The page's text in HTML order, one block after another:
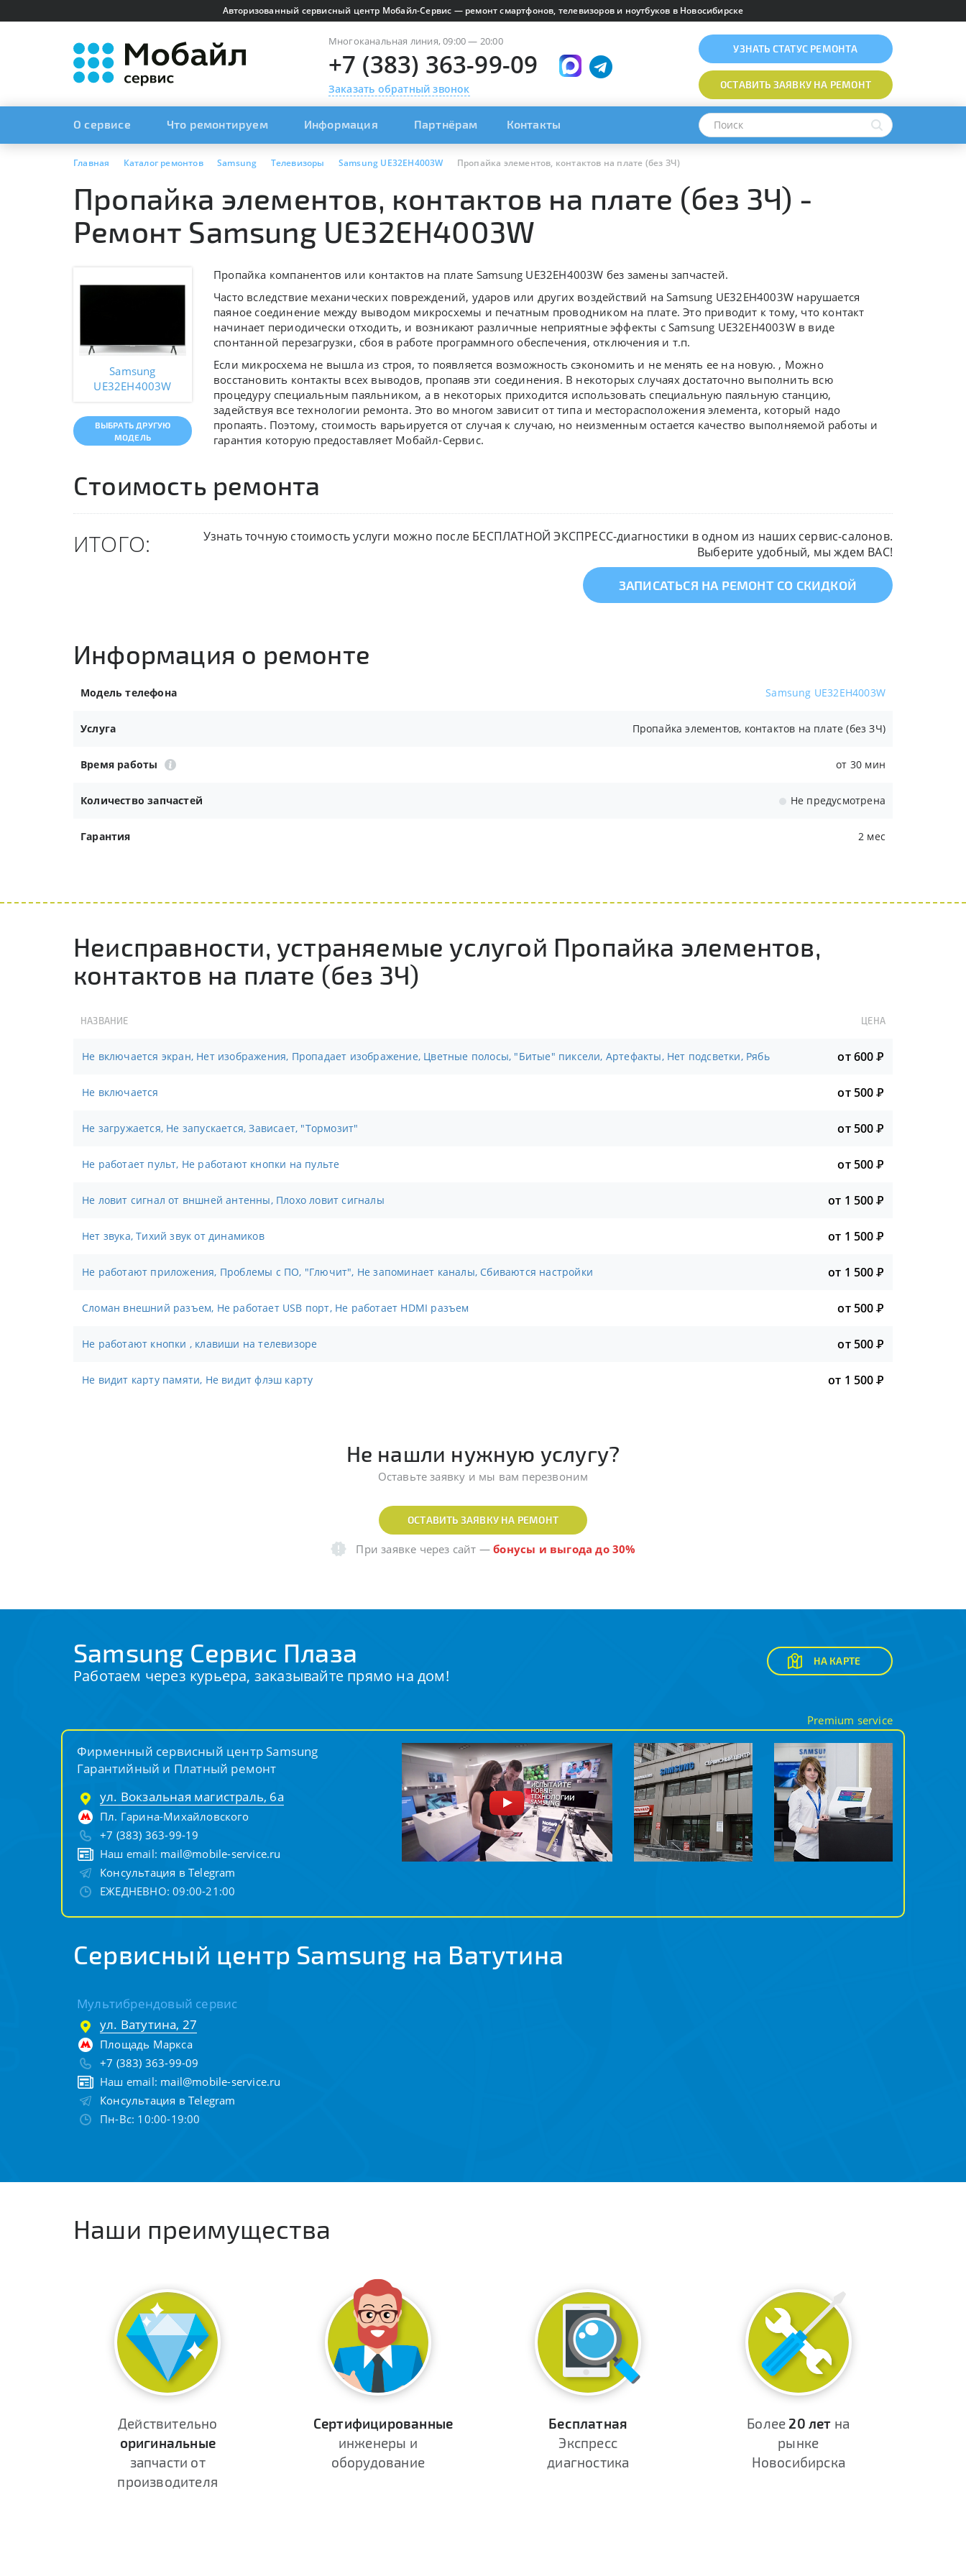
Авторизованный сервисный центр Мобайл-Сервис — ремонт смартфонов, телевизоров и ноутбуков в Новосибирске
Многоканальная линия, 09:00 — 20:00
+7 (383) 363-99-09
Заказать обратный звонок
УЗНАТЬ СТАТУС РЕМОНТА
ОСТАВИТЬ ЗАЯВКУНА РЕМОНТ
О сервисе Что ремонтируем Информация Партнёрам Контакты
Главная Каталог ремонтов Samsung Телевизоры Samsung UE32EH4003W Пропайка элементов, контактов на плате (без ЗЧ)
Пропайка элементов, контактов на плате (без ЗЧ) -
Ремонт Samsung UE32EH4003W
Samsung
UE32EH4003W
ВЫБРАТЬ ДРУГУЮ
МОДЕЛЬ
Пропайка компанентов или контактов на плате Samsung UE32EH4003W без замены запчастей.
Часто вследствие механических повреждений, ударов или других воздействий на Samsung UE32EH4003W нарушается
паяное соединение между выводом микросхемы и печатным проводником на плате. Это приводит к тому, что контакт
начинает периодически отходить, и возникают различные неприятные эффекты с Samsung UE32EH4003W в виде
спонтанной перезагрузки, сбоя в работе программного обеспечения, отключения и т.п.
Если микросхема не вышла из строя, то появляется возможность сэкономить и не менять ее на новую. , Можно
восстановить контакты всех выводов, пропаяв эти соединения. В некоторых случаях достаточно выполнить всю
процедуру специальным паяльником, а в некоторых приходится использовать специальную паяльную станцию,
задействуя все технологии ремонта. Это во многом зависит от типа и месторасположения элемента, который надо
пропаять. Поэтому, стоимость варьируется от случая к случаю, но неизменным остается качество выполняемой работы и
гарантия которую предоставляет Мобайл-Сервис.
Стоимость ремонта
ИТОГО:
Узнать точную стоимость услуги можно после БЕСПЛАТНОЙ ЭКСПРЕСС-диагностики в одном из наших сервис-салонов.
Выберите удобный, мы ждем ВАС!
ЗАПИСАТЬСЯ НА РЕМОНТ СО СКИДКОЙ
Информация о ремонте
Модель телефона Samsung UE32EH4003W
Услуга Пропайка элементов, контактов на плате (без ЗЧ)
Время работы от 30 мин
Количество запчастей Не предусмотрена
Гарантия 2 мес
Неисправности, устраняемые услугой Пропайка элементов,
контактов на плате (без ЗЧ)
НАЗВАНИЕ ЦЕНА
Не включается экран, Нет изображения, Пропадает изображение, Цветные полосы, "Битые" пиксели, Артефакты, Нет подсветки, Рябь от 600Р
Не включается от 500Р
Не загружается, Не запускается, Зависает, "Тормозит" от 500Р
Не работает пульт, Не работают кнопки на пульте от 500Р
Не ловит сигнал от вншней антенны, Плохо ловит сигналы от 1 500Р
Нет звука, Тихий звук от динамиков от 1 500Р
Не работают приложения, Проблемы с ПО, "Глючит", Не запоминает каналы, Сбиваются настройки от 1 500Р
Сломан внешний разъем, Не работает USB порт, Не работает HDMI разъем от 500Р
Не работают кнопки , клавиши на телевизоре от 500Р
Не видит карту памяти, Не видит флэш карту от 1 500Р
Не нашли нужную услугу?
Оставьте заявку и мы вам перезвоним
ОСТАВИТЬ ЗАЯВКУ НА РЕМОНТ
При заявке через сайт —бонусы и выгода до 30%
Samsung Сервис Плаза
Работаем через курьера, заказывайте прямо на дом!
НА КАРТЕ
Фирменный сервисный центр Samsung
Гарантийный и Платный ремонт
ул. Вокзальная магистраль, 6а
Пл. Гарина-Михайловского
+7 (383) 363-99-19
Наш email: mail@mobile-service.ru
Консультация в Telegram
ЕЖЕДНЕВНО: 09:00-21:00
Premium service
Сервисный центр Samsung на Ватутина
Мультибрендовый сервис
ул. Ватутина, 27
Площадь Маркса
+7 (383) 363-99-09
Наш email: mail@mobile-service.ru
Консультация в Telegram
Пн-Вс: 10:00-19:00
Наши преимущества
Действительно
оригинальные
запчасти от
производителя
Сертифицированные
инженеры и
оборудование
Бесплатная
Экспресс
диагностика
Более 20 лет на
рынке
Новосибирска